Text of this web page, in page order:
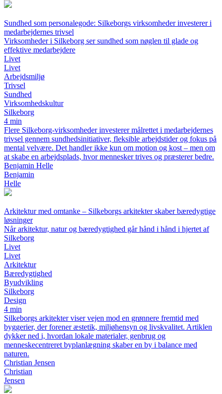
Sundhed som personalegode: Silkeborgs virksomheder investerer i
medarbejdernes trivsel
Virksomheder i Silkeborg ser sundhed som nøglen til glade og
effektive medarbejdere
Livet
Livet
Arbejdsmiljø
Trivsel
Sundhed
Virksomhedskultur
Silkeborg
4 min
Flere Silkeborg-virksomheder investerer målrettet i medarbejdernes
trivsel gennem sundhedsinitiativer, fleksible arbejdstider og fokus på
mental velvære. Det handler ikke kun om motion og kost – men om
at skabe en arbejdsplads, hvor mennesker trives og præsterer bedre.
Benjamin Helle
Benjamin
Helle
Arkitektur med omtanke – Silkeborgs arkitekter skaber bæredygtige
løsninger
Når arkitektur, natur og bæredygtighed går hånd i hånd i hjertet af
Silkeborg
Livet
Livet
Arkitektur
Bæredygtighed
Byudvikling
Silkeborg
Design
4 min
Silkeborgs arkitekter viser vejen mod en grønnere fremtid med
byggerier, der forener æstetik, miljøhensyn og livskvalitet. Artiklen
dykker ned i, hvordan lokale materialer, genbrug og
menneskecentreret byplanlægning skaber en by i balance med
naturen.
Christian Jensen
Christian
Jensen